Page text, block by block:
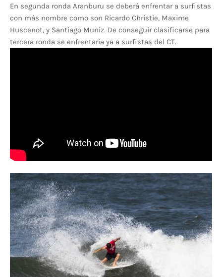
En segunda ronda Aranburu se deberá enfrentar a surfistas
con más nombre como son Ricardo Christie, Maxime
Huscenot, y Santiago Muniz. De conseguir clasificarse para
tercera ronda se enfrentaría ya a surfistas del CT.